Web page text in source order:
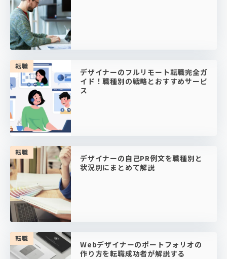
転職
デザイナーのフルリモート転職完全ガ
イド！職種別の戦略とおすすめサービ
ス
転職
デザイナーの自己PR例文を職種別と
状況別にまとめて解説
転職
Webデザイナーのポートフォリオの
作り方を転職成功者が解説する